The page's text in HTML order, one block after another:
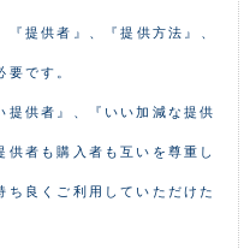
『提供者』、『提供方法』、
要です。
提供者』、『いい加減な提供
者も購入者も互いを尊重し
良くご利用していただけた